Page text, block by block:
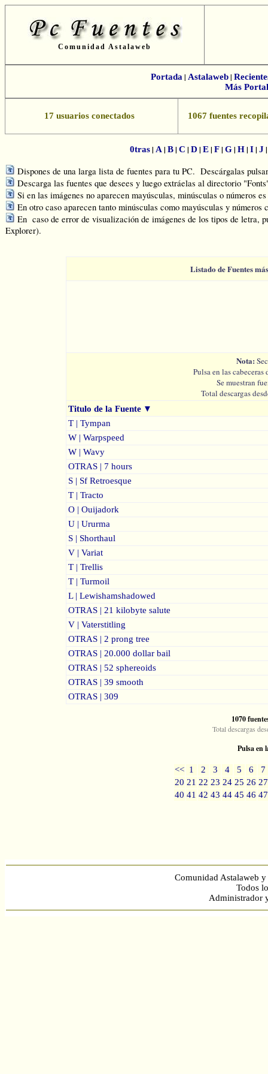
Comunidad Astalaweb
Portada| Astalaweb|
Más
17 usuarios conectados 1067 fuentes
0tras| A | B| C | D | E| F| G| H| I| J
Dispones de una larga lista de fuentes para tu PC. Descárgalas
Descarga las fuentes que desees y luego extráelas al directorio
Si en las imágenes no aparecen mayúsculas, minúsculas o números
En otro caso aparecen tanto minúsculas como mayúsculas y números
En caso de error de visualización de imágenes de los tipos de letra,
Explorer).
Listado de Fuentes
Nota:
Pulsa en las
Se muestran
Total descargas
Titulo de la Fuente ▼
T | Tympan
W | Warpspeed
W | Wavy
OTRAS | 7 hours
S | Sf Retroesque
T | Tracto
O | Ouijadork
U | Ururma
S | Shorthaul
V | Variat
T | Trellis
T | Turmoil
L | Lewishamshadowed
OTRAS | 21 kilobyte salute
V | Vaterstitling
OTRAS | 2 prong tree
OTRAS | 20.000 dollar bail
OTRAS | 52 sphereoids
OTRAS | 39 smooth
OTRAS | 309
1070
Total descargas
Pulsa en
<< 1 2 3 4 5 6
7
20 21 22 23 24 25 26 27
40 41 42 43 44 45 46 47
Comunidad Astalaweb
Todos
Administrador